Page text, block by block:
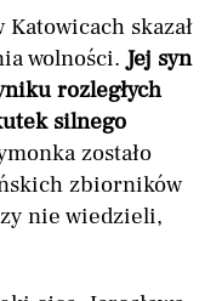
skazał
wolności. Jej syn
rozległych
silnego
zostało
zbiorników
nie wiedzieli,